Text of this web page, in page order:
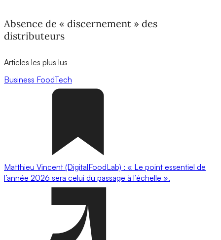
Absence de « discernement » des
distributeurs
Articles les plus lus
Business FoodTech
Matthieu Vincent (DigitalFoodLab) : « Le point essentiel de
l’année 2026 sera celui du passage à l’échelle ».